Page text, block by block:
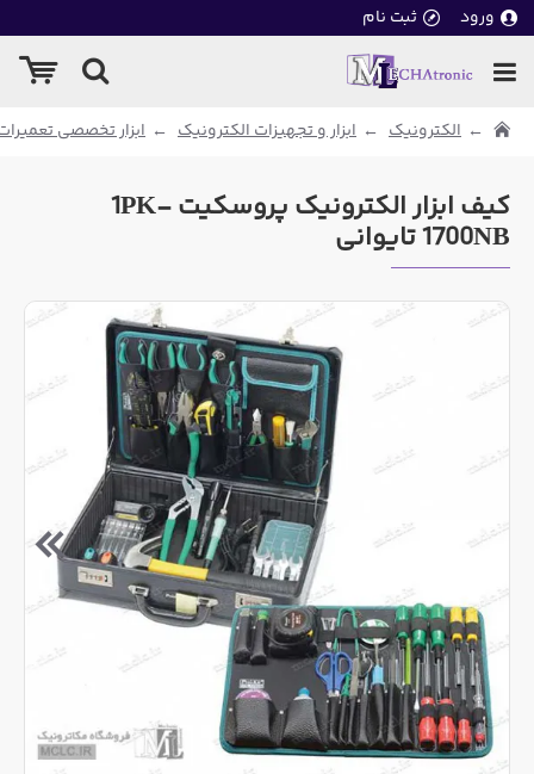
ورود ثبت نام
الکترونیک ابزار و تجهیزات الکترونیک ابزار تخصصی
کیف ابزار الکترونیک پروسکیت 1PK-
1700NB تایوانی